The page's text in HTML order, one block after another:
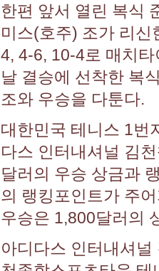
한편 앞서 열린 복식
미스(호주) 조가 리
4, 4-6, 10-4로 매치
날 결승에 선착한 복
조와 우승을 다툰다.
대한민국 테니스 1번
다스 인터내셔널 김
달러의 우승 상금과
의 랭킹포인트가 주
우승은 1,800달러의
아디다스 인터내셔